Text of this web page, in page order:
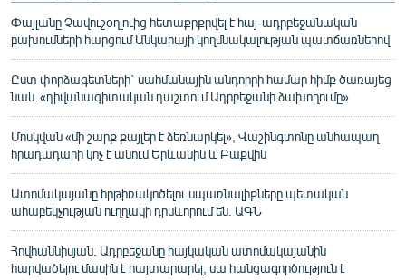
Փայլանը Չավուշօղլուից հետաքրքրվել է հայ-ադրբեջանական
բախումների հարցում Անկարայի կողմնակալության պատճառներով
Ըստ փորձագետների` սահմանային անդորրի համար հիմք ծառայեց
նաև «դիվանագիտական դաշտում Ադրբեջանի ձախողումը»
Մոսկվան «մի շարք քայլեր է ձեռնարկել», Վաշինգտոնը անհապաղ
հրադադարի կոչ է անում Երևանին և Բաքվին
Ատոմակայանը հրթիռակոծելու սպառնալիքները պետական
ահաբեկչության ուղղակի դրսևորում են. ԱԳՆ
Հովհաննիսյան. Ադրբեջանը հայկական ատոմակայանին
հարվածելու մասին է հայտարարել, սա հանցագործություն է